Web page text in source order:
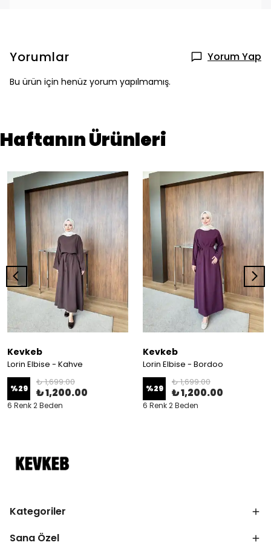
Yorumlar Yorum Yap
Bu ürün için henüz yorum yapılmamış.
Haftanın Ürünleri
Kevkeb
Lorin Elbise - Kahve
%29
₺ 1,699.00
₺ 1,200.00
6 Renk 2 Beden
Kevkeb
Lorin Elbise - Bordoo
%29
₺ 1,699.00
₺ 1,200.00
6 Renk 2 Beden
Kategoriler
Sana Özel